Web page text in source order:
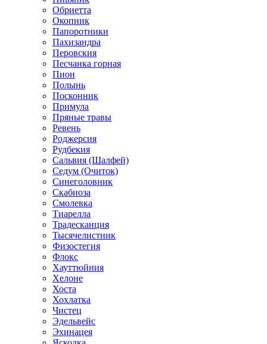
Обриетта
Окопник
Папоротники
Пахизандра
Перовския
Песчанка горная
Пион
Полынь
Посконник
Примула
Пряные травы
Ревень
Роджерсия
Рудбекия
Сальвия (Шалфей)
Седум (Очиток)
Синеголовник
Скабиоза
Смолевка
Тиарелла
Традесканция
Тысячелистник
Физостегия
Флокс
Хауттюйния
Хелоне
Хоста
Хохлатка
Чистец
Эдельвейс
Эхинацея